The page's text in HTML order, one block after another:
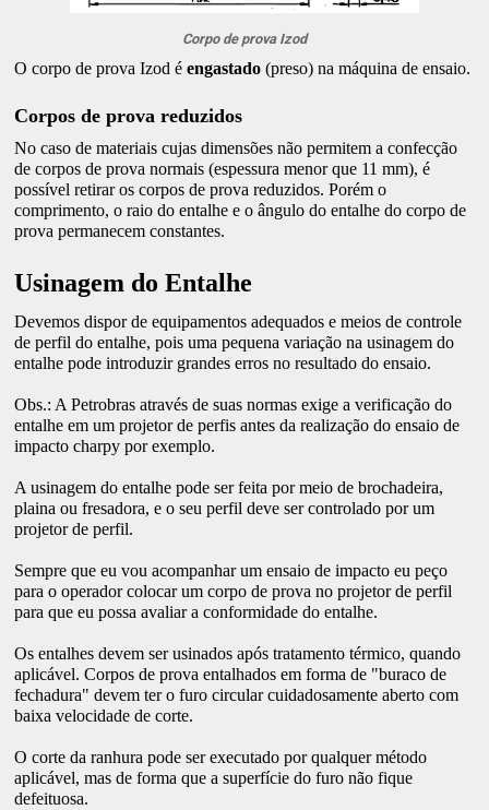
Corpo de prova Izod
O corpo de prova Izod éengastado (preso) na máquina de ensaio.
Corpos de prova reduzidos
No caso de materiais cujas dimensões não permitem a confecção
de corpos de prova normais (espessura menor que 11 mm), é
possível retirar os corpos de prova reduzidos. Porém o
comprimento, o raio do entalhe e o ângulo do entalhe do corpo de
prova permanecem constantes.
Usinagem do Entalhe
Devemos dispor de equipamentos adequados e meios de controle
de perfil do entalhe, pois uma pequena variação na usinagem do
entalhe pode introduzir grandes erros no resultado do ensaio.
Obs.: A Petrobras através de suas normas exige a verificação do
entalhe em um projetor de perfis antes da realização do ensaio de
impacto charpy por exemplo.
A usinagem do entalhe pode ser feita por meio de brochadeira,
plaina ou fresadora, e o seu perfil deve ser controlado por um
projetor de perfil.
Sempre que eu vou acompanhar um ensaio de impacto eu peço
para o operador colocar um corpo de prova no projetor de perfil
para que eu possa avaliar a conformidade do entalhe.
Os entalhes devem ser usinados após tratamento térmico, quando
aplicável. Corpos de prova entalhados em forma de "buraco de
fechadura" devem ter o furo circular cuidadosamente aberto com
baixa velocidade de corte.
O corte da ranhura pode ser executado por qualquer método
aplicável, mas de forma que a superfície do furo não fique
defeituosa.